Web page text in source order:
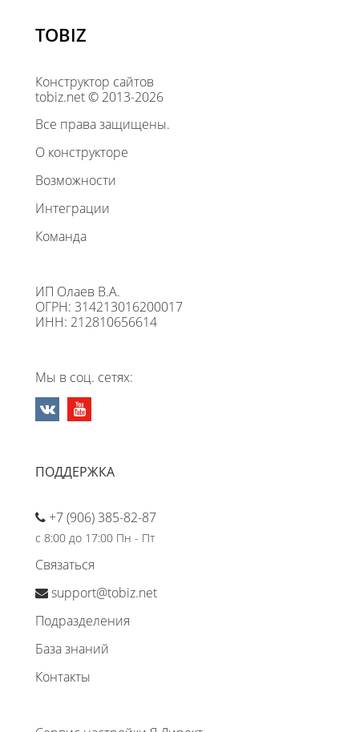
TOBIZ
Конструктор сайтов
tobiz.net © 2013-2026
Все права защищены.
О конструкторе
Возможности
Интеграции
Команда
ИП Олаев В.А.
ОГРН: 314213016200017
ИНН: 212810656614
Мы в соц. сетях:
ПОДДЕРЖКА
+7 (906) 385-82-87
с 8:00 до 17:00 Пн - Пт
Связаться
support@tobiz.net
Подразделения
База знаний
Контакты